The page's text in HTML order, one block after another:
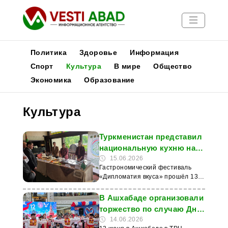
Новости
Медиа
Афиша
Политика Здоровье
Информация
Спорт
Культура В мире
Общество
Экономика
Образование
Культура
Туркменистан представил
национальную кухню на
фестивале в Минске
15.06.2026
Гастрономический фестиваль
«Дипломатия вкуса» прошёл 13
Министерства иностранных дел
Республики Беларусь. Основной
темой мероприятия стали
кулинарные традиции и
В Ашхабаде организовали
торжество по случаю Дня
России
14.06.2026